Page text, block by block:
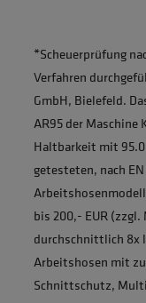
*Scheuerprüfung
Verfahren
GmbH, Bielefeld.
AR95 der
Haltbarkeit mit
getesteten, nach
bis 200,- EUR
durchschnittlich 8x
Arbeitshosen mit
Schnittschutz,